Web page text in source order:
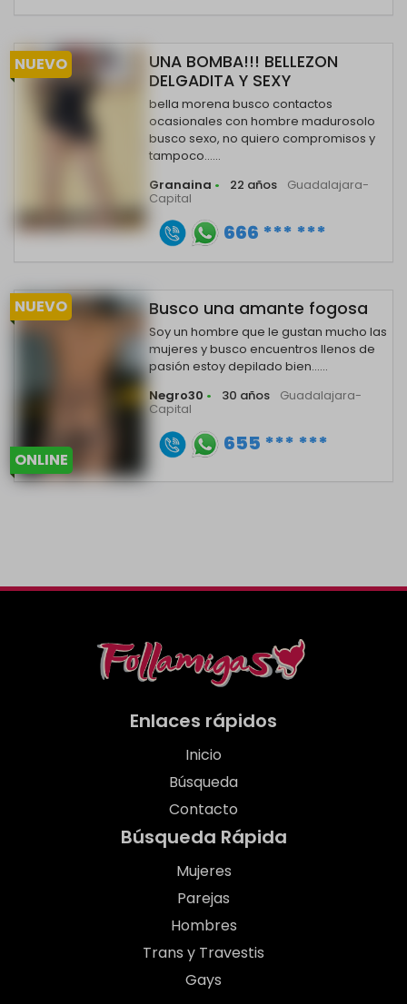
NUEVO
UNA BOMBA!!! BELLEZON
DELGADITA Y SEXY
bella morena busco contactos
ocasionales con hombre madurosolo
busco sexo, no quiero compromisos y
tampoco......
Granaina • 22 años Guadalajara-
Capital
666 *** ***
NUEVO
ONLINE
Busco una amante fogosa
Soy un hombre que le gustan mucho las
mujeres y busco encuentros llenos de
pasión estoy depilado bien......
Negro30 • 30 años Guadalajara-
Capital
655 *** ***
Enlaces rápidos
Inicio
Búsqueda
Contacto
Búsqueda Rápida
Mujeres
Parejas
Hombres
Trans y Travestis
Gays